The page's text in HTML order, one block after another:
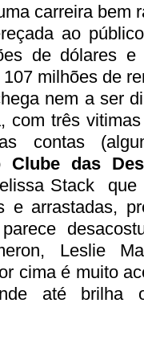
carreira bem
ao
de dólares
107 milhões de
nem a ser
com três
contas
Clube das
Stack
e arrastadas,
Leslie
cima é muito
até